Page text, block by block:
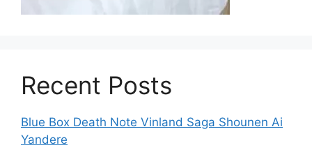
Recent Posts
Blue Box Death Note Vinland Saga Shounen Ai
Yandere